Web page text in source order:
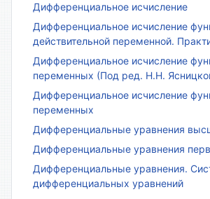
Дифференциальное исчисление
Дифференциальное исчисление
действительной переменной.
Дифференциальное исчисление
переменных (Под ред. Н.Н.
Дифференциальное исчисление
переменных
Дифференциальные уравнения
Дифференциальные уравнения
Дифференциальные уравнения.
дифференциальных уравнений